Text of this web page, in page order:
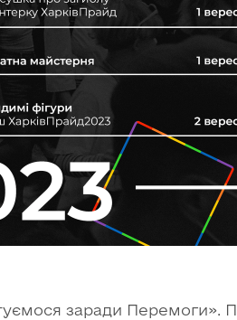
заради Перемоги».